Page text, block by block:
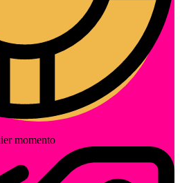
momento